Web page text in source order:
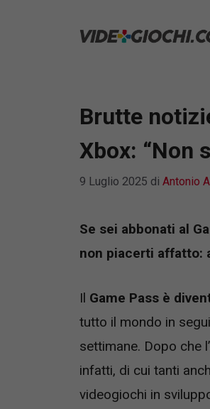
Brutte
Xbox: “Non
9 Luglio 2025 di Antonio
Se sei abbonati al
non piacerti affatto:
Il Game Pass è
tutto il mondo in
settimane. Dopo che
infatti, di cui tanti
videogiochi in